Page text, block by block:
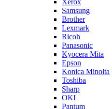
Samsung
Brother
Lexmark
Ricoh
Panasonic
Kyocera Mita
Epson
Konica Minolta
Toshiba
Sharp
OKI
Pantum